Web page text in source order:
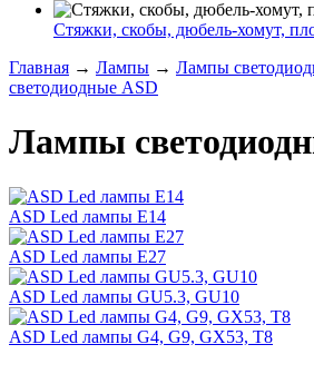
Стяжки, скобы, дюбель-хомут,
Главная → Лампы → Лампы
светодиодные ASD
Лампы
ASD Led лампы E14
ASD Led лампы E27
ASD Led лампы GU5.3, GU10
ASD Led лампы G4, G9, GX53, T8